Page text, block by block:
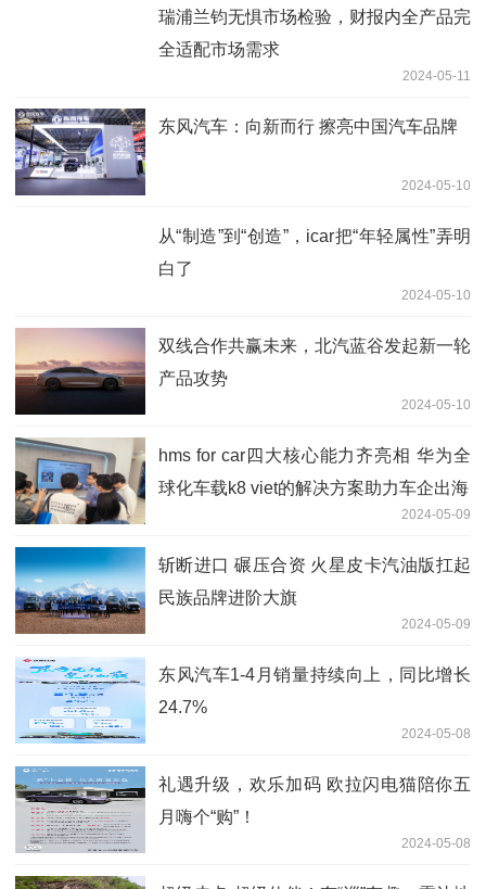
瑞浦兰钧无惧市场检验，财报内全产品完
全适配市场需求
2024-05-11
东风汽车：向新而行 擦亮中国汽车品牌
2024-05-10
从“制造”到“创造”，icar把“年轻属性”弄明
白了
2024-05-10
双线合作共赢未来，北汽蓝谷发起新一轮
产品攻势
2024-05-10
hms for car四大核心能力齐亮相 华为全
球化车载k8 viet的解决方案助力车企出海
2024-05-09
斩断进口 碾压合资 火星皮卡汽油版扛起
民族品牌进阶大旗
2024-05-09
东风汽车1-4月销量持续向上，同比增长
24.7%
2024-05-08
礼遇升级，欢乐加码 欧拉闪电猫陪你五
月嗨个“购”！
2024-05-08